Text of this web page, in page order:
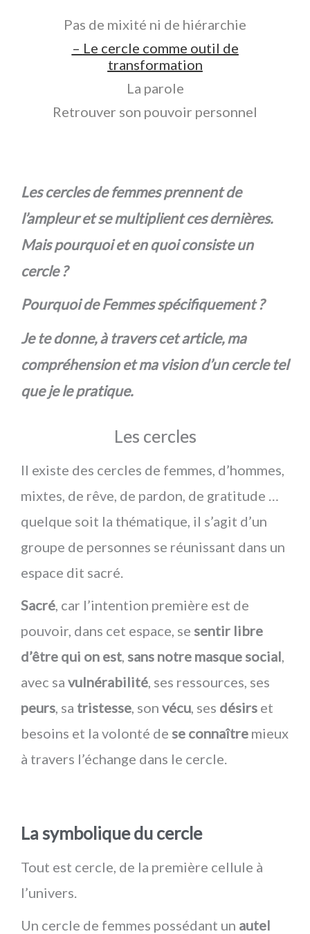
Pas de mixité ni de hiérarchie
– Le cercle comme outil de
transformation
La parole
Retrouver son pouvoir personnel
Les cercles de femmes prennent de
l’ampleur et se multiplient ces dernières.
Mais pourquoi et en quoi consiste un
cercle ?
Pourquoi de Femmes spécifiquement ?
Je te donne, à travers cet article, ma
compréhension et ma vision d’un cercle tel
que je le pratique.
Les cercles
Il existe des cercles de femmes, d’hommes,
mixtes, de rêve, de pardon, de gratitude …
quelque soit la thématique, il s’agit d’un
groupe de personnes se réunissant dans un
espace dit sacré.
Sacré, car l’intention première est de
pouvoir, dans cet espace, se sentir libre
d’être qui on est, sans notre masque social,
avec sa vulnérabilité, ses ressources, ses
peurs, sa tristesse, son vécu, ses désirs et
besoins et la volonté de se connaître mieux
à travers l’échange dans le cercle.
La symbolique du cercle
Tout est cercle, de la première cellule à
l’univers.
Un cercle de femmes possédant un autel